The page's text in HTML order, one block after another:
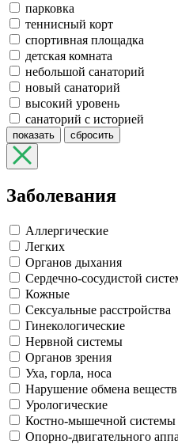
парковка
теннисный корт
спортивная площадка
детская комната
небольшой санаторий
новый санаторий
высокий уровень
санаторий с историей
показать сбросить
Заболевания
Аллергические
Легких
Органов дыхания
Сердечно-сосудистой
Кожные
Сексуальные расстройства
Гинекологические
Нервной системы
Органов зрения
Уха, горла, носа
Нарушение обмена веществ
Урологические
Костно-мышечной системы
Опорно-двигательного